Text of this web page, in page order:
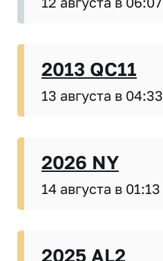
2013 QC11
13 августа в 04:33
2026 NY
14 августа в 01:13
2025 AL2